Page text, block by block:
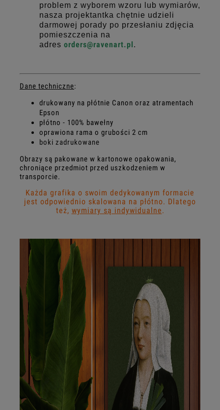
problem z wyborem wzoru lub wymiarów,
nasza projektantka chętnie udzieli
darmowej porady po przesłaniu zdjęcia
pomieszczenia na
adres orders@ravenart.pl.
Dane techniczne:
drukowany na płótnie Canon oraz atramentach
Epson
płótno - 100% bawełny
oprawiona rama o grubości 2 cm
boki zadrukowane
Obrazy są pakowane w kartonowe opakowania,
chroniące przedmiot przed uszkodzeniem w
transporcie.
Każda grafika o swoim dedykowanym formacie
jest odpowiednio skalowana na płótno. Dlatego
też, wymiary są indywidualne.